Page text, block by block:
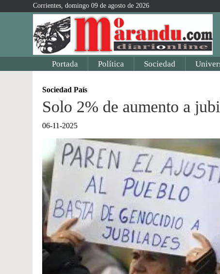
Corrientes, domingo 09 de agosto de 2026
Portada Política Sociedad
Sociedad País
Solo 2% de aumento a
06-11-2025